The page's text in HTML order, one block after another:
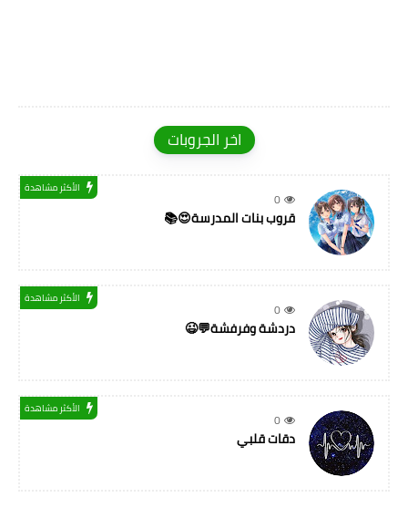
اخر الجروبات
0
الأكثر مشاهدة
قروب بنات المدرسة😍📚
0
الأكثر مشاهدة
دردشة وفرفشة💬😉
0
الأكثر مشاهدة
دقات قلبي